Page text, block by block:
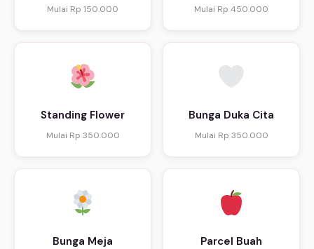
Mulai Rp 150.000 Mulai Rp 450.000
Standing Flower
Mulai Rp 350.000
Bunga Duka Cita
Mulai Rp 350.000
Bunga Meja Parcel Buah